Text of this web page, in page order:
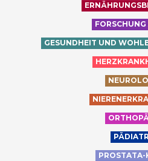
GESUNDHEIT UND
PROSTATA-